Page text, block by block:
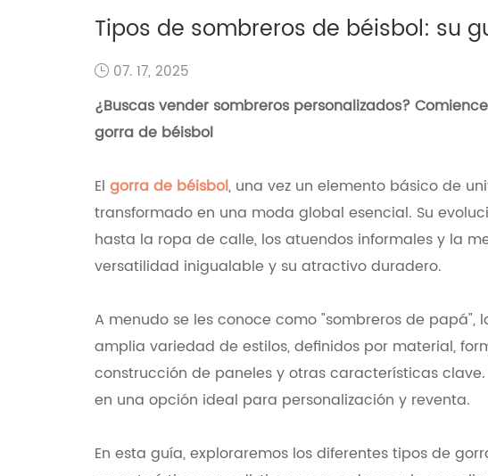
Tipos de sombreros de béisbol: su
07. 17, 2025
¿Buscas vender sombreros personalizados?
gorra de béisbol
Elgorra de béisbol, una vez un elemento básico de
transformado en una moda global esencial. Su
hasta la ropa de calle, los atuendos informales y la
versatilidad inigualable y su atractivo duradero.
A menudo se les conoce como "sombreros de papá",
amplia variedad de estilos, definidos por material,
construcción de paneles y otras características
en una opción ideal para personalización y reventa.
En esta guía, exploraremos los diferentes tipos de